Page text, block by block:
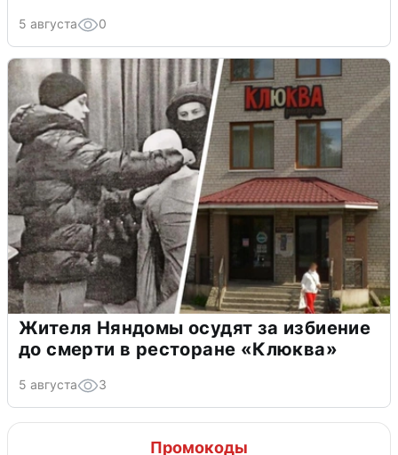
5 августа 0
Жителя Няндомы осудят за избиение
до смерти в ресторане «Клюква»
5 августа 3
Промокоды